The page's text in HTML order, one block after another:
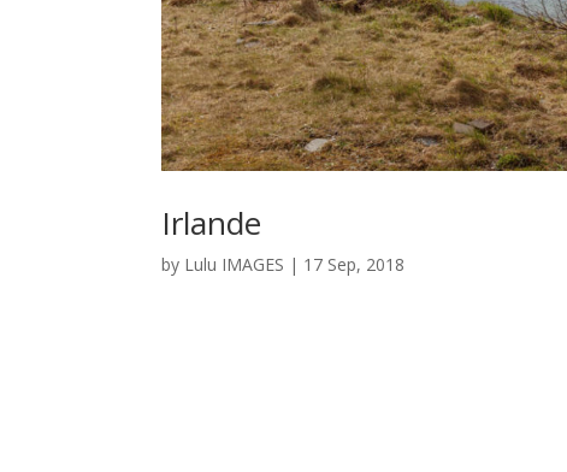
Irlande
by Lulu IMAGES | 17 Sep, 2018